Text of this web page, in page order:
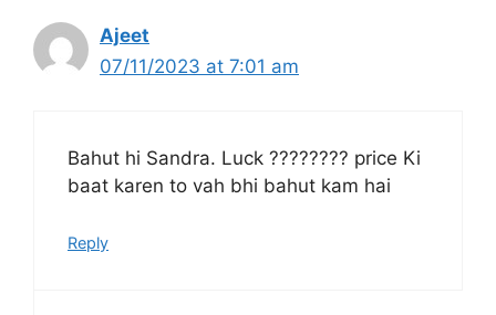
Ajeet
07/11/2023 at 7:01 am
Bahut hi Sandra. Luck ???????? price Ki
baat karen to vah bhi bahut kam hai
Reply